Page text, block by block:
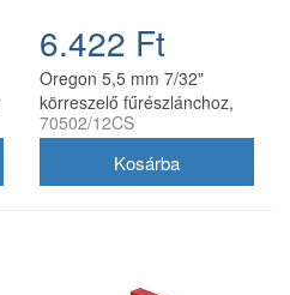
6.422 Ft
Oregon 5,5 mm 7/32"
körreszelő fűrészlánchoz,
12 db/doboz
70502/12CS